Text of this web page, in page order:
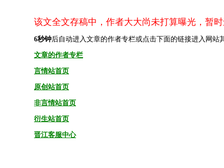
该文全文存稿中，作者大大尚未打算曝光，暂
6秒钟后自动进入文章的作者专栏或点击下面的链接进入网站
文章的作者专栏
言情站首页
原创站首页
非言情站首页
衍生站首页
晋江客服中心